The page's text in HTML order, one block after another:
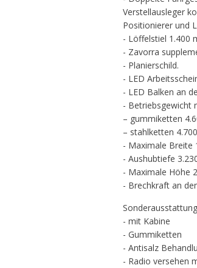
Verstellausleger
Positionierer und
- Löffelstiel 1.400
- Zavorra
- Planierschild.
- LED
- LED Balken an
- Betriebsgewicht
– gummiketten
– stahlketten
- Maximale Breite
- Aushubtiefe
- Maximale Höhe
- Brechkraft an
Sonderausstattung
- mit Kabine
- Gummiketten
- Antisalz
- Radio versehen